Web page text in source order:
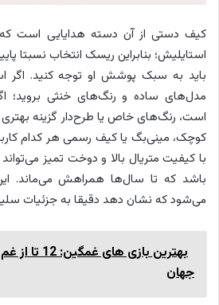
کیف دستی از آن دسته هدایایی است
استایلیش؛ بنابراین ریسک انتخاب نسبتا
باید به سبک پوشش او توجه کنید. اگر
مدل‌های ساده و رنگ‌های خنثی بروید؛
است، رنگ‌های خاص یا طرح‌دار گزینه
کوچک، مینی‌بگ یا کیف رسمی هر کدام
با کیفیت متریال بالا و دوخت تمیز
باشد که تا سال‌ها همراهش می‌ماند.
می‌شود که نشان دهد دقیقا به جزئیات
بهترین بازی
جهان